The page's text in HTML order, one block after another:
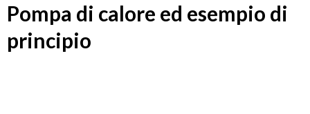
Pompa di calore ed esempio di
principio